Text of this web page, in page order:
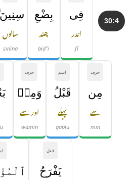
30:4 فِى
اندر
fī
بِضْعِ
چند
biḍ'ʿi
سالوں
sinīna
حرف
مِن
سے
min
اسم
قَبْلُ
پہلے
qablu
حرف
وَمِنۢ
اور سے
wamin
فعل
يَفْرَحُ